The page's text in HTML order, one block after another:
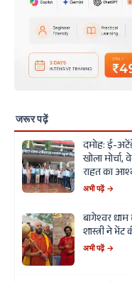
जरूर पढ़ें
दमोह: ई-
खोला
राहत का
अभी पढ़ें →
बागेश्वर
शास्त्री ने
अभी पढ़ें →